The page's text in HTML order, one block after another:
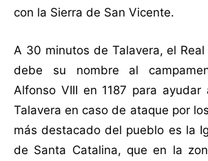
con la Sierra de San Vicente.
A 30 minutos de Talavera, el
debe su nombre al
Alfonso VIII en 1187 para
Talavera en caso de ataque por
más destacado del pueblo es la
de Santa Catalina, que en la